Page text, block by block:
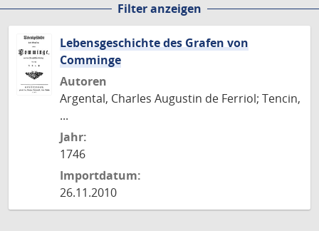
Filter anzeigen
Lebensgeschichte des Grafen von
Comminge
Autoren
Argental, Charles Augustin de Ferriol; Tencin,
...
Jahr:
1746
Importdatum:
26.11.2010